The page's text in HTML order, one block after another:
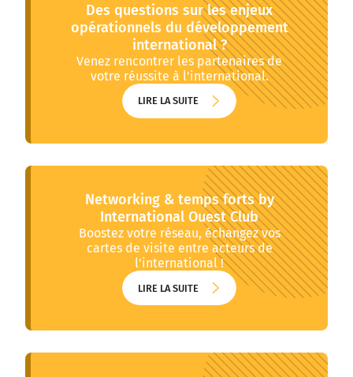
Des questions sur les enjeux
opérationnels du développement
international ?
Venez rencontrer les partenaires de
votre réussite à l'international.
LIRE LA SUITE
Networking & temps forts by
International Ouest Club
Boostez votre réseau, échangez vos
cartes de visite entre acteurs de
l'international !
LIRE LA SUITE